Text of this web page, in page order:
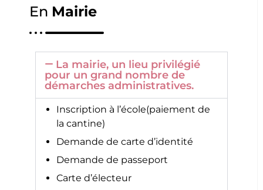
En Mairie
La mairie, un lieu privilégié
pour un grand nombre de
démarches administratives.
Inscription à l’école(paiement de
la cantine)
Demande de carte d’identité
Demande de passeport
Carte d’électeur